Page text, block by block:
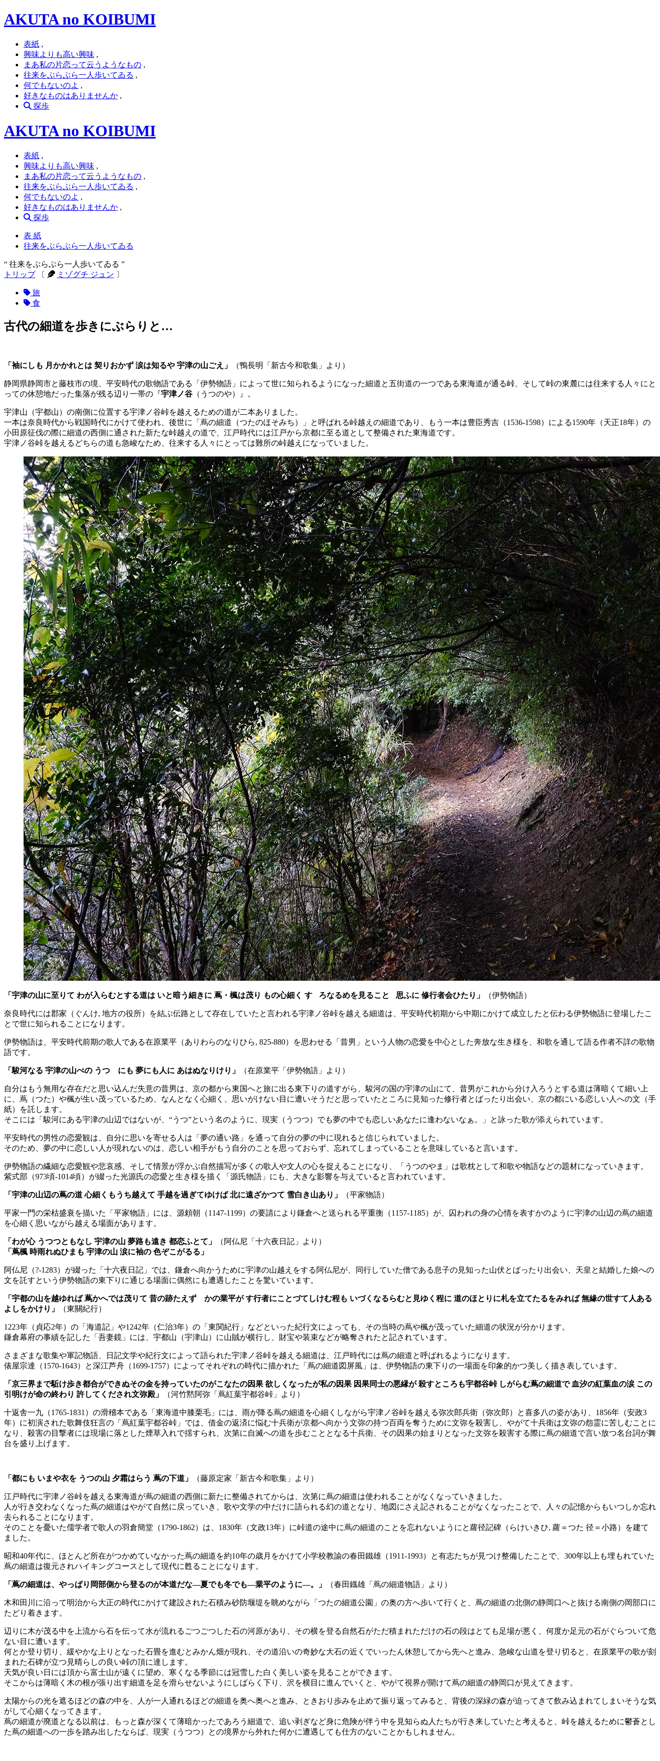
AKUTA no KOIBUMI
表紙 ,
興味よりも高い興味 ,
まあ私の片恋って云うようなもの ,
往来をぶらぶら一人歩いてゐる ,
何でもないのよ ,
好きなものはありませんか ,
探歩
AKUTA no KOIBUMI
表紙 ,
興味よりも高い興味 ,
まあ私の片恋って云うようなもの ,
往来をぶらぶら一人歩いてゐる ,
何でもないのよ ,
好きなものはありませんか ,
探歩
表 紙
往来をぶらぶら一人歩いてゐる
“ 往来をぶらぶら一人歩いてゐる ”
トリップ〔 ミゾグチ ジュン 〕
旅
食
古代の細道を歩きにぶらりと…
「袖にしも 月かかれとは 契りおかず 涙は知るや 宇津の山ごえ」 （鴨長明「新古今和歌集」より）
静岡県静岡市と藤枝市の境、平安時代の歌物語である「伊勢物語」によって世に知られるようになった細道と五街道の一つである東海道が通る峠、そして峠の東麓には往来する人々にと
っての休憩地だった集落が残る辺り一帯の『宇津ノ谷 （うつのや）』。
宇津山（宇都山）の南側に位置する宇津ノ谷峠を越えるための道が二本ありました。
一本は奈良時代から戦国時代にかけて使われ、後世に「蔦の細道（つたのほそみち）」と呼ばれる峠越えの細道であり、もう一本は豊臣秀吉（1536-1598）による1590年（天正18年）の
小田原征伐の際に細道の西側に通された新たな峠越えの道で、江戸時代には江戸から京都に至る道として整備された東海道です。
宇津ノ谷峠を越えるどちらの道も急峻なため、往来する人々にとっては難所の峠越えになっていました。
「宇津の山に至りて わが入らむとする道は いと暗う細きに 蔦・楓は茂り もの心細く す ろなるめを見ること 思ふに 修行者会ひたり」 （伊勢物語）
奈良時代には郡家（ぐんけ, 地方の役所）を結ぶ伝路として存在していたと言われる宇津ノ谷峠を越える細道は、平安時代初期から中期にかけて成立したと伝わる伊勢物語に登場したこ
とで世に知られることになります。
伊勢物語は、平安時代前期の歌人である在原業平（ありわらのなりひら, 825-880）を思わせる「昔男」という人物の恋愛を中心とした奔放な生き様を、和歌を通して語る作者不詳の歌物
語です。
「駿河なる 宇津の山べの うつゝにも 夢にも人に あはぬなりけり」 （在原業平「伊勢物語」より）
自分はもう無用な存在だと思い込んだ失意の昔男は、京の都から東国へと旅に出る東下りの道すがら、駿河の国の宇津の山にて、昔男がこれから分け入ろうとする道は薄暗くて細い上
に、蔦（つた）や楓が生い茂っているため、なんとなく心細く、思いがけない目に遭いそうだと思っていたところに見知った修行者とばったり出会い、京の都にいる恋しい人への文（手
紙）を託します。
そこには「駿河にある宇津の山辺ではないが、“うつ”という名のように、現実（うつつ）でも夢の中でも恋しいあなたに逢わないなぁ。」と詠った歌が添えられています。
平安時代の男性の恋愛観は、自分に思いを寄せる人は「夢の通い路」を通って自分の夢の中に現れると信じられていました。
そのため、夢の中に恋しい人が現れないのは、恋しい相手がもう自分のことを思っておらず、忘れてしまっていることを意味していると言います。
伊勢物語の繊細な恋愛観や悲哀感、そして情景が浮かぶ自然描写が多くの歌人や文人の心を捉えることになり、「うつのやま」は歌枕として和歌や物語などの題材になっていきます。
紫式部（973頃-1014頃）が綴った光源氏の恋愛と生き様を描く「源氏物語」にも、大きな影響を与えていると言われています。
「宇津の山辺の蔦の道 心細くもうち越えて 手越を過ぎてゆけば 北に遠ざかつて 雪白き山あり」 （平家物語）
平家一門の栄枯盛衰を描いた「平家物語」には、源頼朝（1147-1199）の要請により鎌倉へと送られる平重衡（1157-1185）が、囚われの身の心情を表すかのように宇津の山辺の蔦の細道
を心細く思いながら越える場面があります。
「わが心 うつつともなし 宇津の山 夢路も遠き 都恋ふとて」
（阿仏尼「十六夜日記」より）
「蔦楓 時雨れぬひまも 宇津の山 涙に袖の 色ぞこがるる」
阿仏尼（?-1283）が綴った「十六夜日記」では、鎌倉へ向かうために宇津の山越えをする阿仏尼が、同行していた僧である息子の見知った山伏とばったり出会い、天皇と結婚した娘への
文を託すという伊勢物語の東下りに通じる場面に偶然にも遭遇したことを驚いています。
「宇都の山を越ゆれば 蔦かへでは茂りて 昔の跡たえず かの業平が す行者にことづてしけむ程も いづくなるらむと見ゆく程に 道のほとりに札を立てたるをみれば 無緣の世すて人ある
よしをかけり」
（東關紀行）
1223年（貞応2年）の「海道記」や1242年（仁治3年）の「東関紀行」などといった紀行文によっても、その当時の蔦や楓が茂っていた細道の状況が分かります。
鎌倉幕府の事績を記した「吾妻鏡」には、宇都山（宇津山）に山賊が横行し、財宝や装束などが略奪されたと記されています。
さまざまな歌集や軍記物語、日記文学や紀行文によって語られた宇津ノ谷峠を越える細道は、江戸時代には蔦の細道と呼ばれるようになります。
俵屋宗達（1570-1643）と深江芦舟（1699-1757）によってそれぞれの時代に描かれた「蔦の細道図屏風」は、伊勢物語の東下りの一場面を印象的かつ美しく描き表しています。
「京三界まで駈け歩き都合ができぬその金を持っていたのがこなたの因果 欲しくなったが私の因果 因果同士の悪縁が 殺すところも宇都谷峠 しがらむ蔦の細道で 血汐の紅葉血の涙 この
引明けが命の終わり 許してくだされ文弥殿」
（河竹黙阿弥「蔦紅葉宇都谷峠」より）
十返舎一九（1765-1831）の滑稽本である「東海道中膝栗毛」には、雨が降る蔦の細道を心細くしながら宇津ノ谷峠を越える弥次郎兵衛（弥次郎）と喜多八の姿があり、1856年（安政3
年）に初演された歌舞伎狂言の「蔦紅葉宇都谷峠」では、借金の返済に悩む十兵衛が京都へ向かう文弥の持つ百両を奪うために文弥を殺害し、やがて十兵衛は文弥の怨霊に苦しむことに
なり、殺害の目撃者には現場に落とした煙草入れで揺すられ、次第に自滅への道を歩むこととなる十兵衛、その因果の始まりとなった文弥を殺害する際に蔦の細道で言い放つ名台詞が舞
台を盛り上げます。
「都にも いまや衣を うつの山 夕霜はらう 蔦の下道」 （藤原定家「新古今和歌集」より）
江戸時代に宇津ノ谷峠を越える東海道が蔦の細道の西側に新たに整備されてからは、次第に蔦の細道は使われることがなくなっていきました。
人が行き交わなくなった蔦の細道はやがて自然に戻っていき、歌や文学の中だけに語られる幻の道となり、地図にさえ記されることがなくなったことで、人々の記憶からもいつしか忘れ
去られることになります。
そのことを憂いた儒学者で歌人の羽倉簡堂（1790-1862）は、1830年（文政13年）に峠道の途中に蔦の細道のことを忘れないようにと蘿径記碑（らけいきひ, 蘿＝つた 径＝小路）を建て
ました。
昭和40年代に、ほとんど所在がつかめていなかった蔦の細道を約10年の歳月をかけて小学校教諭の春田鐵雄（1911-1993）と有志たちが見つけ整備したことで、300年以上も埋もれていた
蔦の細道は復元されハイキングコースとして現代に甦ることになります。
「蔦の細道は、やっぱり岡部側から登るのが本道だな—夏でも冬でも—業平のように—。」 （春田鐡雄「蔦の細道物語」より）
木和田川に沿って明治から大正の時代にかけて建設された石積み砂防堰堤を眺めながら「つたの細道公園」の奥の方へ歩いて行くと、蔦の細道の北側の静岡口へと抜ける南側の岡部口に
たどり着きます。
辺りに木が茂る中を上流から石を伝って水が流れるごつごつした石の河原があり、その横を登る自然石がただ積まれただけの石の段はとても足場が悪く、何度か足元の石がぐらついて危
ない目に遭います。
何とか登り切り、緩やかな上りとなった石畳を進むとみかん畑が現れ、その道沿いの奇妙な大石の近くでいったん休憩してから先へと進み、急峻な山道を登り切ると、在原業平の歌が刻
まれた石碑が立つ見晴らしの良い峠の頂に達します。
天気が良い日には頂から富士山が遠くに望め、寒くなる季節には冠雪した白く美しい姿を見ることができます。
そこからは薄暗く木の根が張り出す細道を足を滑らせないようにしばらく下り、沢を横目に進んでいくと、やがて視界が開けて蔦の細道の静岡口が見えてきます。
太陽からの光を遮るほどの森の中を、人が一人通れるほどの細道を奥へ奥へと進み、ときおり歩みを止めて振り返ってみると、背後の深緑の森が迫ってきて飲み込まれてしまいそうな気
がして心細くなってきます。
蔦の細道が廃道となる以前は、もっと森が深くて薄暗かったであろう細道で、追い剥ぎなど身に危険が伴う中を見知らぬ人たちが行き来していたと考えると、峠を越えるために鬱蒼とし
た蔦の細道への一歩を踏み出したならば、現実（うつつ）との境界から外れた何かに遭遇しても仕方のないことかもしれません。